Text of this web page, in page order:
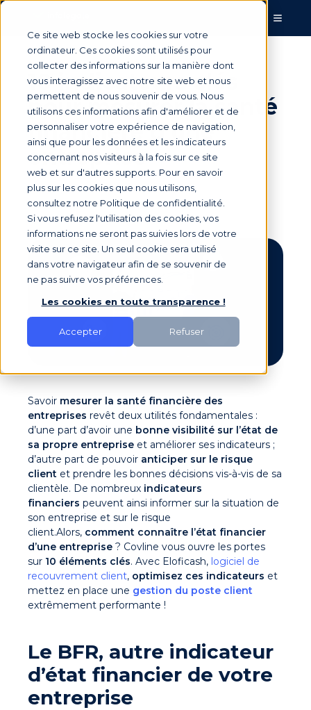
Ce site web stocke les cookies sur votre
ordinateur. Ces cookies sont utilisés pour
collecter des informations sur la manière dont
vous interagissez avec notre site web et nous
permettent de nous souvenir de vous. Nous
utilisons ces informations afin d'améliorer et de
personnaliser votre expérience de navigation,
ainsi que pour les données et les indicateurs
concernant nos visiteurs à la fois sur ce site
web et sur d'autres supports. Pour en savoir
plus sur les cookies que nous utilisons,
consultez notre Politique de confidentialité.
Si vous refusez l'utilisation des cookies, vos
informations ne seront pas suivies lors de votre
visite sur ce site. Un seul cookie sera utilisé
dans votre navigateur afin de se souvenir de
ne pas suivre vos préférences.
Les cookies en toute transparence !
Accepter Refuser
10 indicateurs clés
pour mesurer la santé
financière d’une
entreprise
Parcharlesle 7 mai 2026, 09:47:05
Savoir mesurer la santé financière des
entreprises revêt deux utilités fondamentales :
d’une part d’avoir une bonne visibilité sur l’état de
sa propre entreprise et améliorer ses indicateurs ;
d’autre part de pouvoir anticiper sur le risque
client et prendre les bonnes décisions vis-à-vis de sa
clientèle. De nombreux indicateurs
financiers peuvent ainsi informer sur la situation de
son entreprise et sur le risque
client.Alors, comment connaître l’état financier
d’une entreprise ? Covline vous ouvre les portes
sur 10 éléments clés. Avec Eloficash, logiciel de
recouvrement client, optimisez ces indicateurs et
mettez en place une gestion du poste client
extrêmement performante !
Le BFR, autre indicateur
d’état financier de votre
entreprise